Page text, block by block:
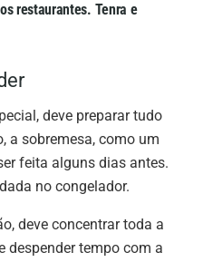
restaurantes. Tenra e
deve preparar tudo
a sobremesa, como um
feita alguns dias antes.
no congelador.
deve concentrar toda a
despender tempo com a